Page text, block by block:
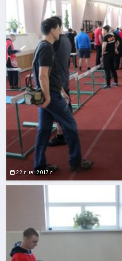
22 янв. 2017 г.